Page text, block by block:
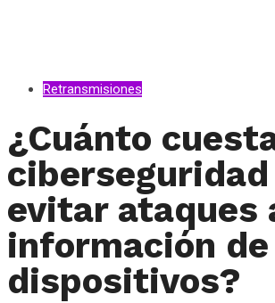
Retransmisiones
¿Cuánto
evitar ataques
información
dispositivos?